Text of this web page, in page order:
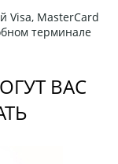
Visa, MasterCard
терминале
ВАС